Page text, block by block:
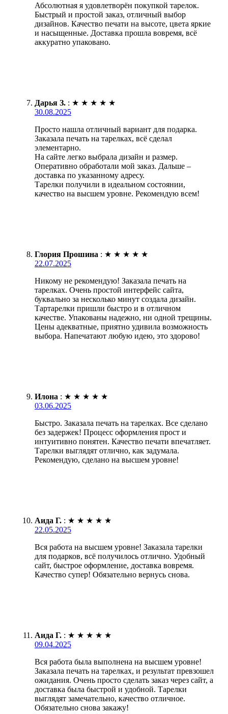
Абсолютная я удовлетворён покупкой тарелок.
Быстрый и простой заказ, отличный выбор
дизайнов. Качество печати на высоте, цвета яркие
и насыщенные. Доставка прошла вовремя, всё
аккуратно упаковано.
Дарья З. : ★ ★ ★ ★ ★
30.08.2025
Просто нашла отличный вариант для подарка.
Заказала печать на тарелках, всё сделал
элементарно.
На сайте легко выбрала дизайн и размер.
Оперативно обработали мой заказ. Дальше –
доставка по указанному адресу.
Тарелки получили в идеальном состоянии,
качество на высшем уровне. Рекомендую всем!
Глория Прошина : ★ ★ ★ ★ ★
22.07.2025
Никому не рекомендую! Заказала печать на
тарелках. Очень простой интерфейс сайта,
буквально за несколько минут создала дизайн.
Тартарелки пришли быстро и в отличном
качестве. Упакованы надежно, ни одной трещины.
Цены адекватные, приятно удивила возможность
выбора. Напечатают любую идею, это здорово!
Илона : ★ ★ ★ ★ ★
03.06.2025
Быстро. Заказала печать на тарелках. Все сделано
без задержек! Процесс оформления прост и
интуитивно понятен. Качество печати впечатляет.
Тарелки выглядят отлично, как задумала.
Рекомендую, сделано на высшем уровне!
Аида Г. : ★ ★ ★ ★ ★
22.05.2025
Вся работа на высшем уровне! Заказала тарелки
для подарков, всё получилось отлично. Удобный
сайт, быстрое оформление, доставка вовремя.
Качество супер! Обязательно вернусь снова.
Аида Г. : ★ ★ ★ ★ ★
09.04.2025
Вся работа была выполнена на высшем уровне!
Заказала печать на тарелках, и результат превзошел
ожидания. Очень просто сделать заказ через сайт, а
доставка была быстрой и удобной. Тарелки
выглядят замечательно, качество отличное.
Обязательно снова закажу!